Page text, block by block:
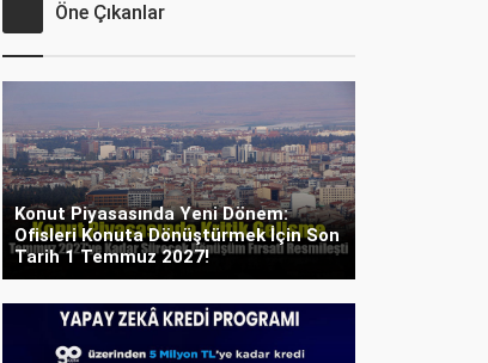
Öne Çıkanlar
Konut Piyasasında Yeni Dönem:
Ofisleri Konuta Dönüştürmek İçin Son
Tarih 1 Temmuz 2027!